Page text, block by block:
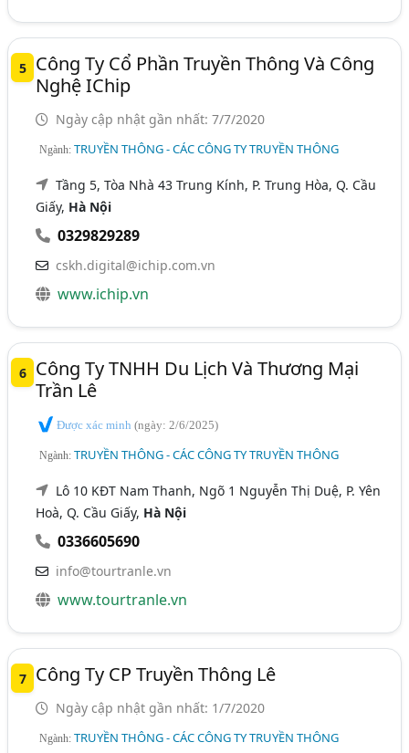
5
Công Ty Cổ Phần Truyền Thông Và Công
Nghệ IChip
Ngày cập nhật gần nhất: 7/7/2020
Ngành:TRUYỀN THÔNG - CÁC CÔNG TY TRUYỀN THÔNG
Tầng 5, Tòa Nhà 43 Trung Kính, P. Trung Hòa, Q. Cầu
Giấy, Hà Nội
0329829289
cskh.digital@ichip.com.vn
www.ichip.vn
6
Công Ty TNHH Du Lịch Và Thương Mại
Trần Lê
Được xác minh(ngày: 2/6/2025)
Ngành:TRUYỀN THÔNG - CÁC CÔNG TY TRUYỀN THÔNG
Lô 10 KĐT Nam Thanh, Ngõ 1 Nguyễn Thị Duệ, P. Yên
Hoà, Q. Cầu Giấy, Hà Nội
0336605690
info@tourtranle.vn
www.tourtranle.vn
7 Công Ty CP Truyền Thông Lê
Ngày cập nhật gần nhất: 1/7/2020
Ngành:TRUYỀN THÔNG - CÁC CÔNG TY TRUYỀN THÔNG